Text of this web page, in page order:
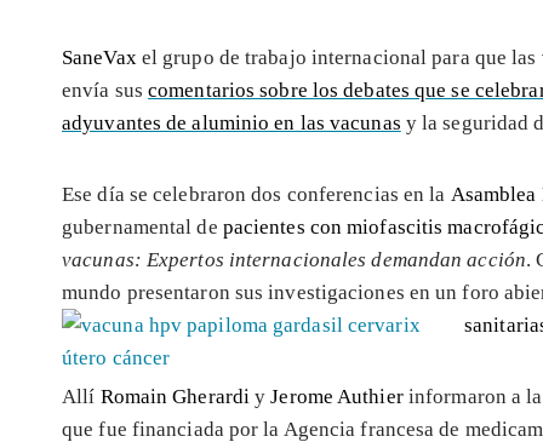
SaneVaxel grupo de trabajo internacional para que las
envía suscomentarios sobre los debates que se
adyuvantes de aluminio en las vacunas y la seguridad
Ese día se celebraron dos conferencias en la
gubernamental de pacientes con miofascitis
vacunas: Expertos internacionales demandan acción.
mundo presentaron sus investigaciones en un foro
Allí Romain Gherardi yJerome Authierinformaron a la
que fue financiada por la Agencia francesa de